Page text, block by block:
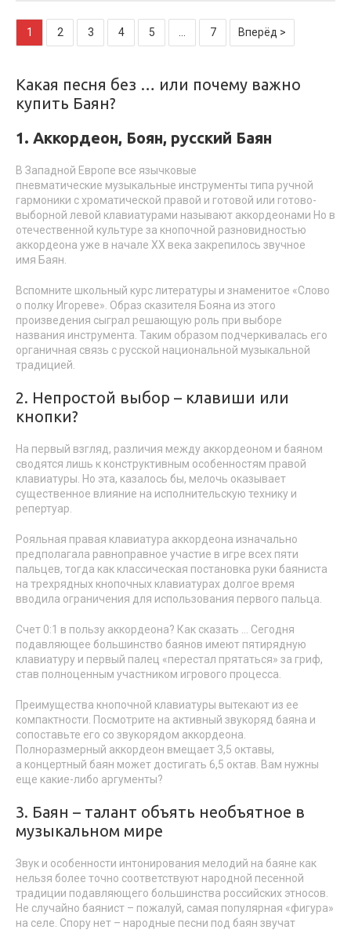
1 2 3 4 5 7 Вперёд >
Какая песня без … или почему важно
купить Баян?
1. Аккордеон, Боян, русский Баян
В Западной Европе все язычковые
пневматические музыкальные инструменты типа ручной
гармоники с хроматической правой и готовой или готово-
выборной левой клавиатурами называют аккордеонами Но в
отечественной культуре за кнопочной разновидностью
аккордеона уже в начале ХХ века закрепилось звучное
имя Баян.
Вспомните школьный курс литературы и знаменитое «Слово
о полку Игореве». Образ сказителя Бояна из этого
произведения сыграл решающую роль при выборе
названия инструмента. Таким образом подчеркивалась его
органичная связь с русской национальной музыкальной
традицией.
2. Непростой выбор – клавиши или
кнопки?
На первый взгляд, различия между аккордеоном и баяном
сводятся лишь к конструктивным особенностям правой
клавиатуры. Но эта, казалось бы, мелочь оказывает
существенное влияние на исполнительскую технику и
репертуар.
Рояльная правая клавиатура аккордеона изначально
предполагала равноправное участие в игре всех пяти
пальцев, тогда как классическая постановка руки баяниста
на трехрядных кнопочных клавиатурах долгое время
вводила ограничения для использования первого пальца.
Счет 0:1 в пользу аккордеона? Как сказать … Сегодня
подавляющее большинство баянов имеют пятирядную
клавиатуру и первый палец «перестал прятаться» за гриф,
став полноценным участником игрового процесса.
Преимущества кнопочной клавиатуры вытекают из ее
компактности. Посмотрите на активный звукоряд баяна и
сопоставьте его со звукорядом аккордеона.
Полноразмерный аккордеон вмещает 3,5 октавы,
а концертный баян может достигать 6,5 октав. Вам нужны
еще какие-либо аргументы?
3. Баян – талант объять необъятное в
музыкальном мире
Звук и особенности интонирования мелодий на баяне как
нельзя более точно соответствуют народной песенной
традиции подавляющего большинства российских этносов.
Не случайно баянист – пожалуй, самая популярная «фигура»
на селе. Спору нет – народные песни под баян звучат